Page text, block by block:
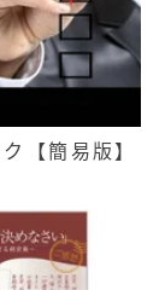
【簡易版】